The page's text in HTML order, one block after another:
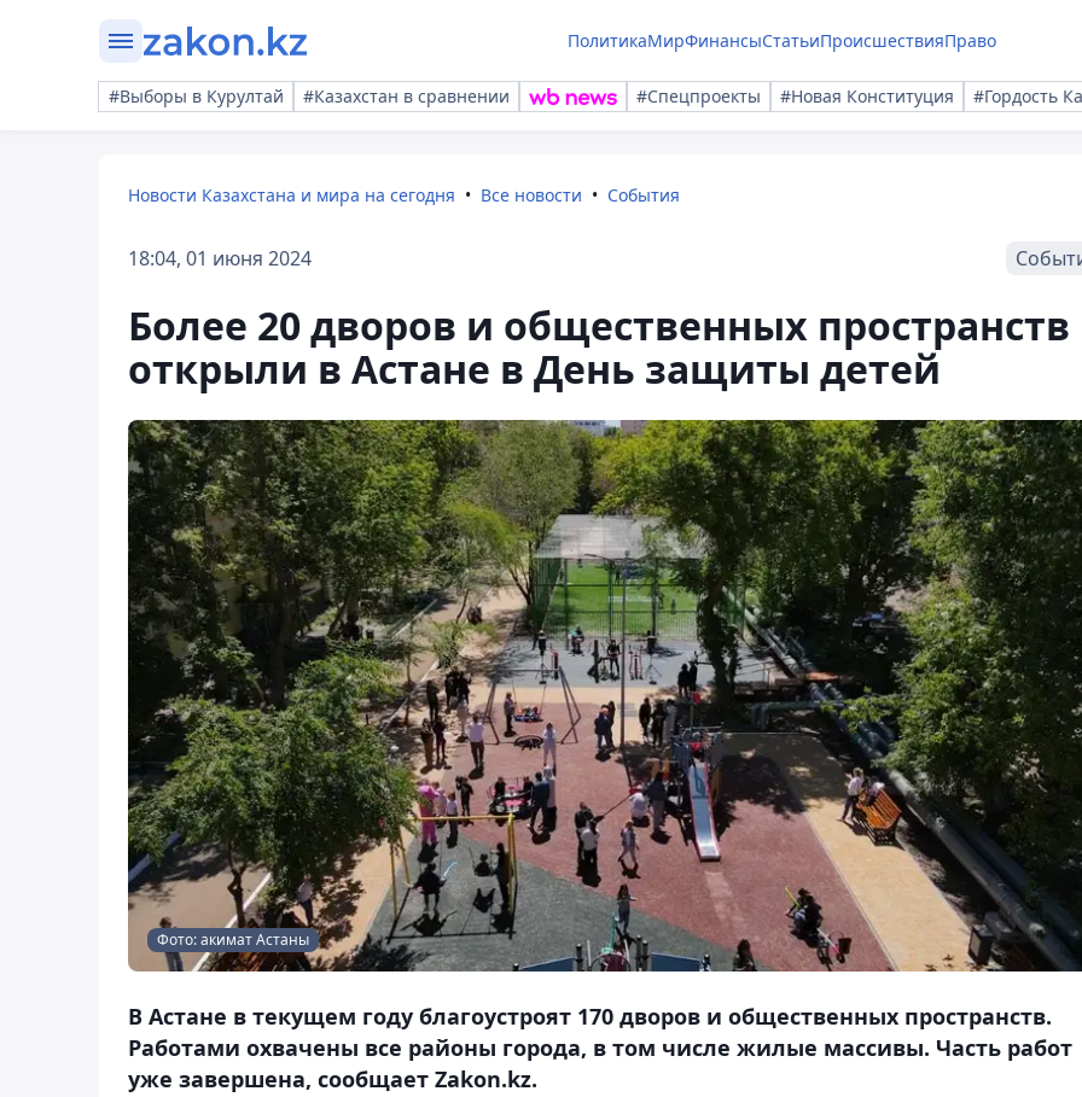
ПолитикаМирФинансыСтатьиПроисшествияПраво
#Выборы в Курултай #Казахстан в сравнении #Спецпроекты #Новая Конституция #Гордость
Новости Казахстана и мира на сегодня Все новости События
18:04, 01 июня 2024
Более 20 дворов и общественных пространств
открыли в Астане в День защиты детей
Фото: акимат Астаны
В Астане в текущем году благоустроят 170 дворов и общественных пространств.
Работами охвачены все районы города, в том числе жилые массивы. Часть работ
уже завершена, сообщает Zakon.kz.